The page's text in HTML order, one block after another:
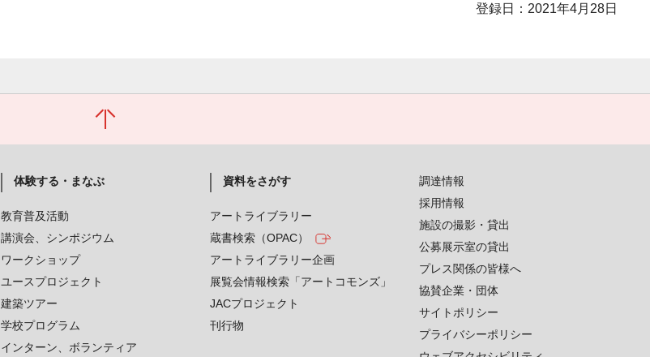
登録日：2021年4月28日
体験する・まなぶ
教育普及活動
講演会、シンポジウム
ワークショップ
ユースプロジェクト
建築ツアー
学校プログラム
インターン、ボランティア
資料をさがす
アートライブラリー
蔵書検索（OPAC）
アートライブラリー企画
展覧会情報検索「アートコモンズ」
JACプロジェクト
刊行物
調達情報
採用情報
施設の撮影・貸出
公募展示室の貸出
プレス関係の皆様へ
協賛企業・団体
サイトポリシー
プライバシーポリシー